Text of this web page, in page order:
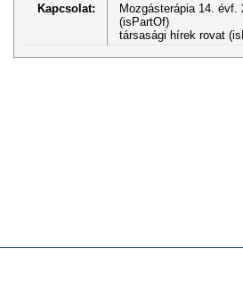
Kapcsolat:
Mozgásterápia 14. évf.
(isPartOf)
társasági hírek rovat